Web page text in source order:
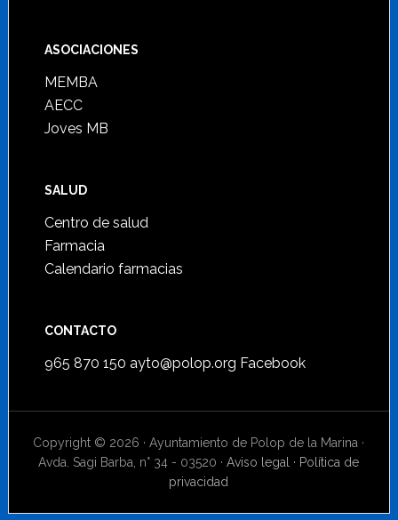
ASOCIACIONES
MEMBA
AECC
Joves MB
SALUD
Centro de salud
Farmacia
Calendario farmacias
CONTACTO
965 870 150 ayto@polop.org Facebook
Copyright © 2026 · Ayuntamiento de Polop de la Marina ·
Avda. Sagi Barba, n° 34 - 03520 ·Aviso legal · Política de
privacidad